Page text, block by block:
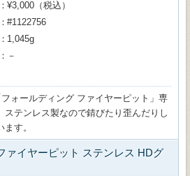
¥3,000（税込）
#1122756
1,045g
－
フォールディング ファイヤーピット」専
ステンレス製なので錆びたり歪んだりし
す。
ァイヤーピット ステンレス HDグ